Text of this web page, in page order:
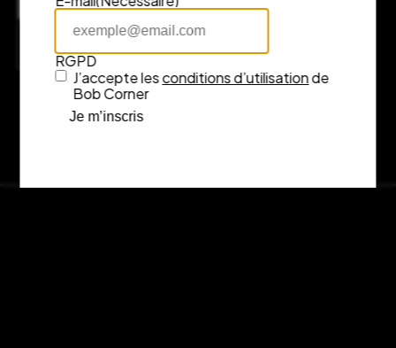
7 rue Fénelon, 33000 Bordeaux
RGPD
J’accepte lesconditions d’utilisationde
Bob Corner
Je m’inscris